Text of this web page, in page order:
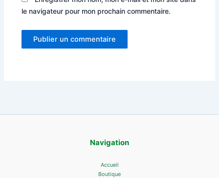
le navigateur pour mon prochain commentaire.
Navigation
Accueil
Boutique